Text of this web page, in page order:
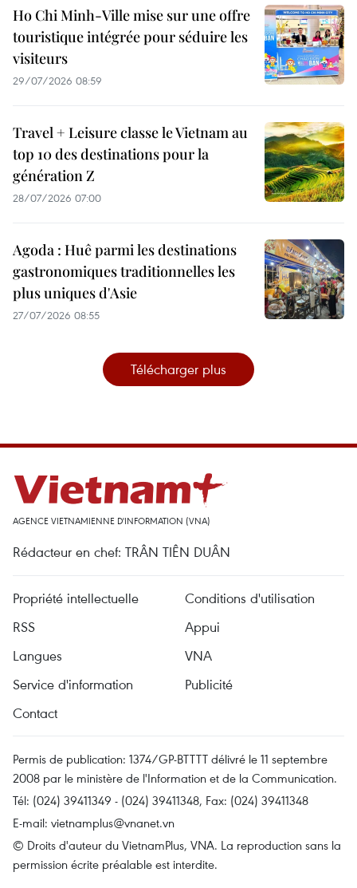
Ho Chi Minh-Ville mise sur une offre
touristique intégrée pour séduire les
visiteurs
29/07/2026 08:59
Travel + Leisure classe le Vietnam au
top 10 des destinations pour la
génération Z
28/07/2026 07:00
Agoda : Huê parmi les destinations
gastronomiques traditionnelles les
plus uniques d'Asie
27/07/2026 08:55
Télécharger plus
AGENCE VIETNAMIENNE D'INFORMATION (VNA)
Rédacteur en chef: TRÂN TIÊN DUÂN
Propriété intellectuelle
Conditions d'utilisation
RSS
Appui
Langues
VNA
Service d'information
Publicité
Contact
Permis de publication: 1374/GP-BTTTT délivré le 11 septembre
2008 par le ministère de l'Information et de la Communication.
Tél: (024) 39411349 - (024) 39411348, Fax: (024) 39411348
E-mail: vietnamplus@vnanet.vn
© Droits d'auteur du VietnamPlus, VNA. La reproduction sans la
permission écrite préalable est interdite.